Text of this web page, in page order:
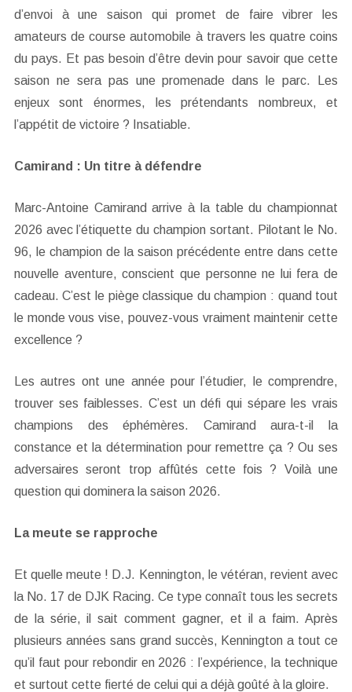
d’envoi à une saison qui promet de faire vibrer les
amateurs de course automobile à travers les quatre coins
du pays. Et pas besoin d’être devin pour savoir que cette
saison ne sera pas une promenade dans le parc. Les
enjeux sont énormes, les prétendants nombreux, et
l’appétit de victoire ? Insatiable.
Camirand : Un titre à défendre
Marc-Antoine Camirand arrive à la table du championnat
2026 avec l’étiquette du champion sortant. Pilotant le No.
96, le champion de la saison précédente entre dans cette
nouvelle aventure, conscient que personne ne lui fera de
cadeau. C’est le piège classique du champion : quand tout
le monde vous vise, pouvez-vous vraiment maintenir cette
excellence ?
Les autres ont une année pour l’étudier, le comprendre,
trouver ses faiblesses. C’est un défi qui sépare les vrais
champions des éphémères. Camirand aura-t-il la
constance et la détermination pour remettre ça ? Ou ses
adversaires seront trop affûtés cette fois ? Voilà une
question qui dominera la saison 2026.
La meute se rapproche
Et quelle meute ! D.J. Kennington, le vétéran, revient avec
la No. 17 de DJK Racing. Ce type connaît tous les secrets
de la série, il sait comment gagner, et il a faim. Après
plusieurs années sans grand succès, Kennington a tout ce
qu’il faut pour rebondir en 2026 : l’expérience, la technique
et surtout cette fierté de celui qui a déjà goûté à la gloire.